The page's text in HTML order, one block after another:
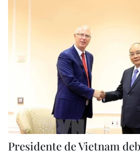
Presidente de Vietnam